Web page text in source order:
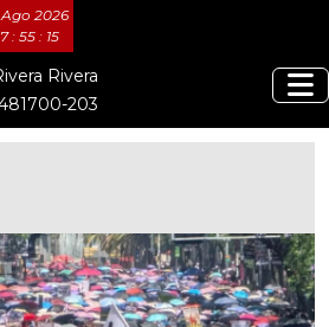
2026
: 55 : 16
Rivera
203